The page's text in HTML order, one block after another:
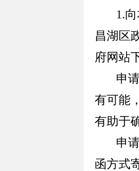
1.
昌湖 区
府网站
申
有可能
有助于
申
函方式